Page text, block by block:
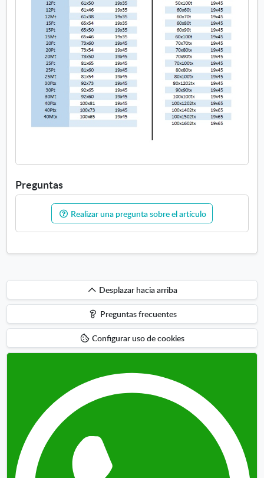
Preguntas
Realizar una pregunta sobre el artículo
Desplazar
hacia
arriba
Desplazar hacia arriba
Preguntas frecuentes
Configurar uso de cookies